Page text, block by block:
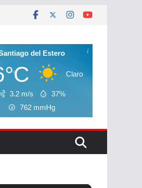
del Estero
Claro
3.2 m/s
37%
762 mmHg